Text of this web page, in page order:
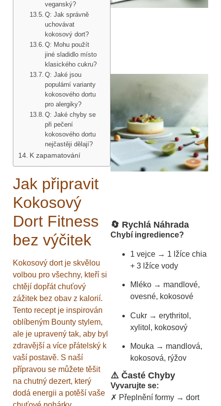
veganský?
Q: Jak správně
uchovávat
kokosový dort?
Q: Mohu použít
jiné sladidlo místo
klasického cukru?
Q: Jaké jsou
populární varianty
kokosového dortu
pro alergiky?
Q: Jaké chyby se
při pečení
kokosového dortu
nejčastěji dělají?
K zapamatování
Jak připravit
Kokosový
Dort Fitness
bez výčitek
Kokosový dort je skvělou
volbou pro všechny, kteří si
chtějí dopřát chuťový
zážitek bez obav z kalorií.
Tento recept je inspirován
oblíbeným Bounty stylem,
ale je upravený tak, aby byl
zdravější a více přátelský k
vaší postavě. S naší
přípravou se můžete těšit
na chutný dezert, který
dodá energii a potěší vaše
🔄 Rychlá Náhrada
Chybí ingredience?
1 vejce → 1 lžíce chia
+ 3 lžíce vody
Mléko → mandlové,
ovesné, kokosové
Cukr → erythritol,
xylitol, kokosový
Mouka → mandlová,
kokosová, rýžov
⚠️ Časté Chyby
Vyvarujte se:
✗ Přeplnění formy → dort